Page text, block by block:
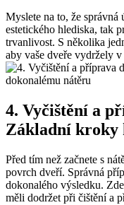
Myslete na to, že správná
estetického hlediska, tak
trvanlivost. S několika
aby vaše dveře vydržely
4. Vyčištění a
Základní kroky
Před tím než začnete s
povrch dveří. Správná
dokonalého výsledku.
měli dodržet při čištění a